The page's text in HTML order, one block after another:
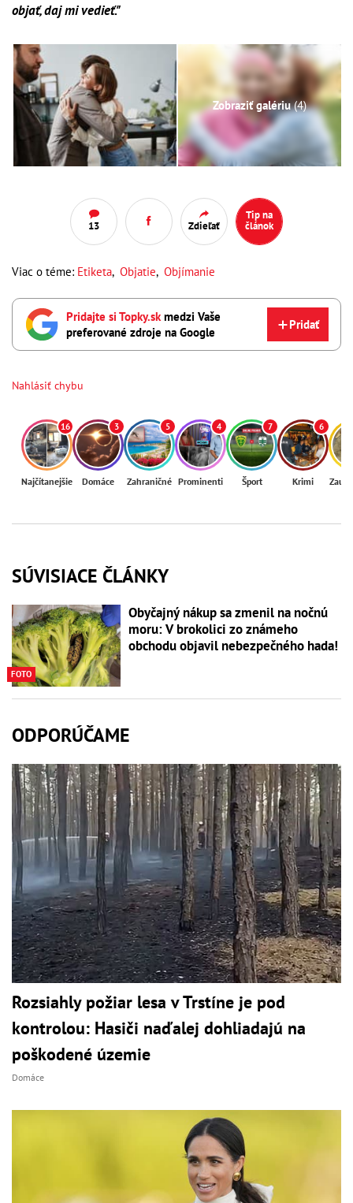
objať, daj mi vedieť."
Zobraziť galériu(4)
13 Zdieľať
Tip na
článok
Viac o téme: Etiketa, Objatie, Objímanie
Pridajte si Topky.sk medzi Vaše
preferované zdroje na Google
Pridať
Nahlásiť chybu
16
Najčítanejšie
3
Domáce
5
Zahraničné
4
Prominenti
7
Šport
6
Krimi
SÚVISIACE ČLÁNKY
FOTO
Obyčajný nákup sa zmenil na nočnú
moru: V brokolici zo známeho
obchodu objavil nebezpečného hada!
ODPORÚČAME
Rozsiahly požiar lesa v Trstíne je pod
kontrolou: Hasiči naďalej dohliadajú na
poškodené územie
Domáce